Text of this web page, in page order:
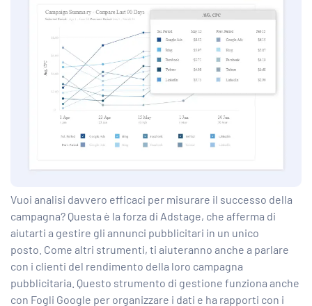
Vuoi analisi davvero efficaci per misurare il successo della
campagna? Questa è la forza di Adstage, che afferma di
aiutarti a gestire gli annunci pubblicitari in un unico
posto. Come altri strumenti, ti aiuteranno anche a parlare
con i clienti del rendimento della loro campagna
pubblicitaria. Questo strumento di gestione funziona anche
con Fogli Google per organizzare i dati e ha rapporti con i